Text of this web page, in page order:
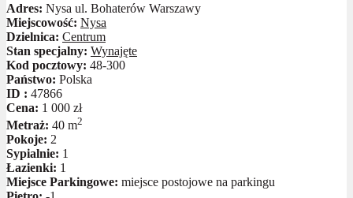
Adres: Nysa ul. Bohaterów Warszawy
Miejscowość: Nysa
Dzielnica: Centrum
Stan specjalny: Wynajęte
Kod pocztowy: 48-300
Państwo: Polska
ID : 47866
Cena: 1 000 zł
Metraż: 40 m2
Pokoje: 2
Sypialnie: 1
Łazienki: 1
Miejsce Parkingowe: miejsce postojowe na parkingu